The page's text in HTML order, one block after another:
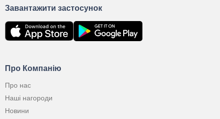
Про Компанію
Про нас
Наші нагороди
Новини
Завантажити застосунок